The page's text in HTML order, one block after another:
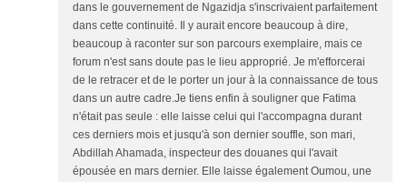
dans le gouvernement de Ngazidja s'inscrivaient parfaitement
dans cette continuité. Il y aurait encore beaucoup à dire,
beaucoup à raconter sur son parcours exemplaire, mais ce
forum n'est sans doute pas le lieu approprié. Je m'efforcerai
de le retracer et de le porter un jour à la connaissance de tous
dans un autre cadre.Je tiens enfin à souligner que Fatima
n'était pas seule : elle laisse celui qui l'accompagna durant
ces derniers mois et jusqu'à son dernier souffle, son mari,
Abdillah Ahamada, inspecteur des douanes qui l'avait
épousée en mars dernier. Elle laisse également Oumou, une